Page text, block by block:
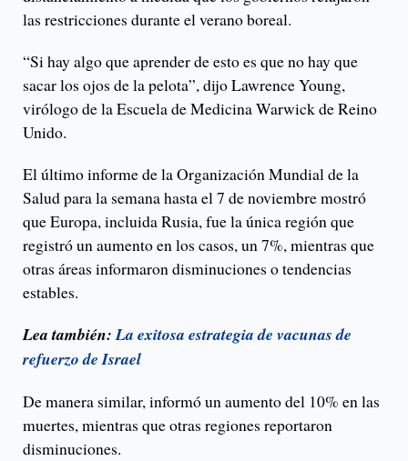
las restricciones durante el verano boreal.
“Si hay algo que aprender de esto es que no hay que
sacar los ojos de la pelota”, dijo Lawrence Young,
virólogo de la Escuela de Medicina Warwick de Reino
Unido.
El último informe de la Organización Mundial de la
Salud para la semana hasta el 7 de noviembre mostró
que Europa, incluida Rusia, fue la única región que
registró un aumento en los casos, un 7%, mientras que
otras áreas informaron disminuciones o tendencias
estables.
Lea también:La exitosa estrategia de vacunas de
refuerzo de Israel
De manera similar, informó un aumento del 10% en las
muertes, mientras que otras regiones reportaron
disminuciones.